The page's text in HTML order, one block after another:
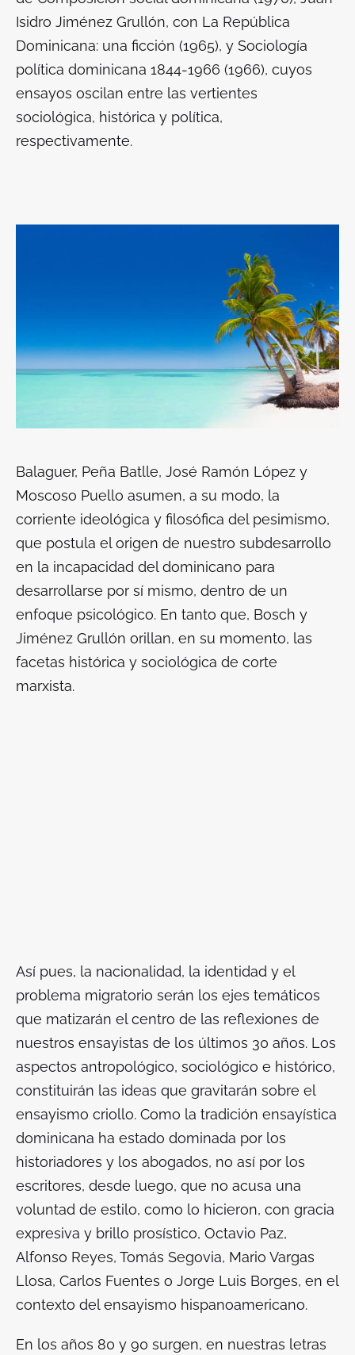
Isidro Jiménez Grullón, con La República
Dominicana: una ficción (1965), y Sociología
política dominicana 1844-1966 (1966), cuyos
ensayos oscilan entre las vertientes
sociológica, histórica y política,
respectivamente.
Balaguer, Peña Batlle, José Ramón López y
Moscoso Puello asumen, a su modo, la
corriente ideológica y filosófica del pesimismo,
que postula el origen de nuestro subdesarrollo
en la incapacidad del dominicano para
desarrollarse por sí mismo, dentro de un
enfoque psicológico. En tanto que, Bosch y
Jiménez Grullón orillan, en su momento, las
facetas histórica y sociológica de corte
marxista.
Así pues, la nacionalidad, la identidad y el
problema migratorio serán los ejes temáticos
que matizarán el centro de las reflexiones de
nuestros ensayistas de los últimos 30 años. Los
aspectos antropológico, sociológico e histórico,
constituirán las ideas que gravitarán sobre el
ensayismo criollo. Como la tradición ensayística
dominicana ha estado dominada por los
historiadores y los abogados, no así por los
escritores, desde luego, que no acusa una
voluntad de estilo, como lo hicieron, con gracia
expresiva y brillo prosístico, Octavio Paz,
Alfonso Reyes, Tomás Segovia, Mario Vargas
Llosa, Carlos Fuentes o Jorge Luis Borges, en el
contexto del ensayismo hispanoamericano.
En los años 80 y 90 surgen, en nuestras letras